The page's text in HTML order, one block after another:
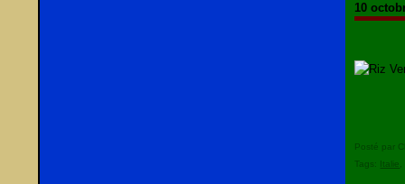
10
Posté par
Tags: Italie